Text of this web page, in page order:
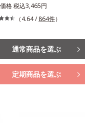
格 税込3,465円
（4.64 / 864件）
通常商品を選ぶ
定期商品を選ぶ